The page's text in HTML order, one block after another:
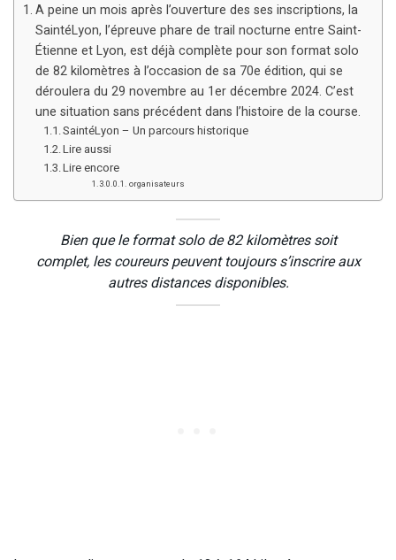
A peine un mois après l’ouverture des ses inscriptions, la
SaintéLyon, l’épreuve phare de trail nocturne entre Saint-
Étienne et Lyon, est déjà complète pour son format solo
de 82 kilomètres à l’occasion de sa 70e édition, qui se
déroulera du 29 novembre au 1er décembre 2024. C’est
une situation sans précédent dans l’histoire de la course.
SaintéLyon – Un parcours historique
Lire aussi
Lire encore
organisateurs
Bien que le format solo de 82 kilomètres soit
complet, les coureurs peuvent toujours s’inscrire aux
autres distances disponibles.